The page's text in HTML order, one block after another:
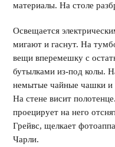
материалы. На столе
Освещается
мигают и гаснут. На
вещи вперемешку с
бутылками из-под колы.
немытые чайные чашки и
На стене висит
проецирует на него
Грейвс, щелкает
Чарли.